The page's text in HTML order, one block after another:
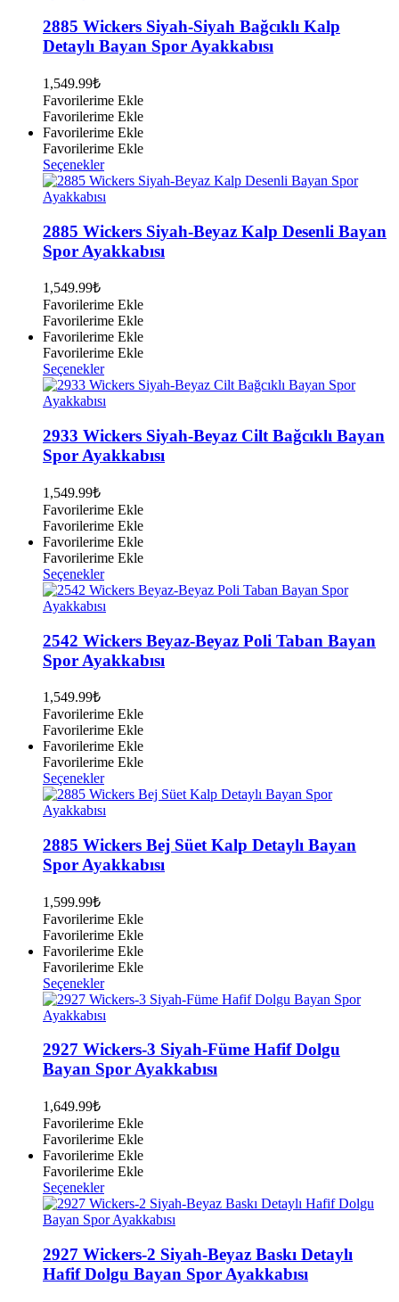
varyasyonu
var.
Seçenekler
seçilebilir
2885 Wickers Siyah-Siyah Bağcıklı Kalp
Detaylı Bayan Spor Ayakkabısı
1,549.99₺
Favorilerime Ekle
Favorilerime Ekle
Favorilerime Ekle
Favorilerime Ekle
SeçeneklerBu
ürünün
birden
varyasyonu
var.
Seçenekler
seçilebilir
2885 Wickers Siyah-Beyaz Kalp Desenli Bayan
Spor Ayakkabısı
1,549.99₺
Favorilerime Ekle
Favorilerime Ekle
Favorilerime Ekle
Favorilerime Ekle
SeçeneklerBu
ürünün
birden
varyasyonu
var.
Seçenekler
seçilebilir
2933 Wickers Siyah-Beyaz Cilt Bağcıklı Bayan
Spor Ayakkabısı
1,549.99₺
Favorilerime Ekle
Favorilerime Ekle
Favorilerime Ekle
Favorilerime Ekle
SeçeneklerBu
ürünün
birden
varyasyonu
var.
Seçenekler
seçilebilir
2542 Wickers Beyaz-Beyaz Poli Taban Bayan
Spor Ayakkabısı
1,549.99₺
Favorilerime Ekle
Favorilerime Ekle
Favorilerime Ekle
Favorilerime Ekle
SeçeneklerBu
ürünün
birden
varyasyonu
var.
Seçenekler
seçilebilir
2885 Wickers Bej Süet Kalp Detaylı Bayan
Spor Ayakkabısı
1,599.99₺
Favorilerime Ekle
Favorilerime Ekle
Favorilerime Ekle
Favorilerime Ekle
SeçeneklerBu
ürünün
birden
varyasyonu
Seçenekler
seçilebilir
2927 Wickers-3 Siyah-Füme Hafif Dolgu
Bayan Spor Ayakkabısı
1,649.99₺
Favorilerime Ekle
Favorilerime Ekle
Favorilerime Ekle
Favorilerime Ekle
SeçeneklerBu
ürünün
birden
varyasyonu
var.
Seçenekler
2927 Wickers-2 Siyah-Beyaz Baskı Detaylı
Hafif Dolgu Bayan Spor Ayakkabısı